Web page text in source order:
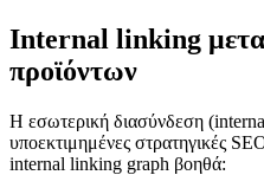
Internal linking
προϊόντων
Η εσωτερική διασύνδεση
υποεκτιμημένες στρατηγικές
internal linking graph βοηθά: